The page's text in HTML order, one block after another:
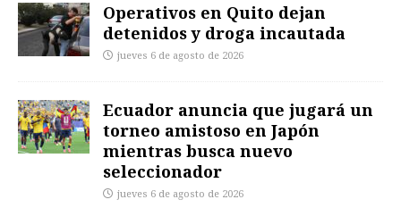
Operativos en Quito dejan
detenidos y droga incautada
jueves 6 de agosto de 2026
Ecuador anuncia que jugará un
torneo amistoso en Japón
mientras busca nuevo
seleccionador
jueves 6 de agosto de 2026